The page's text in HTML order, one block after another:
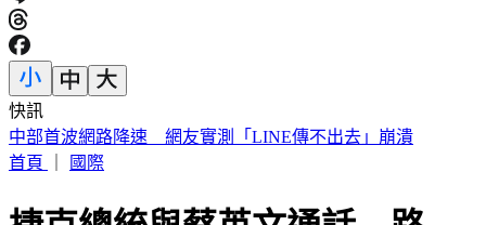
快訊
美製車降價你會心動嗎？民調顯示59%車主最擔心「這原因」
首頁
國際